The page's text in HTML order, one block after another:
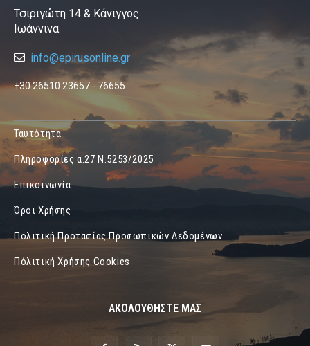
Τσιριγώτη 14 & Κάνιγγος
Ιωάννινα
info@epirusonline.gr
+30 26510 23657 - 76655
Ταυτότητα
Πληροφορίες α.27 Ν.5253/2025
Επικοινωνία
Όροι Χρήσης
Πολιτική Προτασίας Προσωπικών Δεδομένων
Πόλιτική Χρήσης Cookies
ΑΚΟΛΟΥΘΗΣΤΕ ΜΑΣ